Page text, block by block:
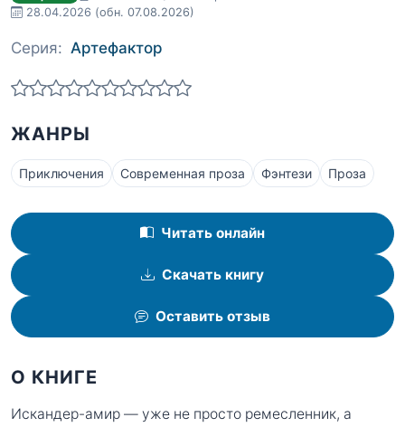
28.04.2026 (обн. 07.08.2026)
Серия: Артефактор
ЖАНРЫ
Приключения Современная проза Фэнтези Проза
Читать онлайн
Скачать книгу
Оставить отзыв
О КНИГЕ
Искандер-амир — уже не просто ремесленник, а